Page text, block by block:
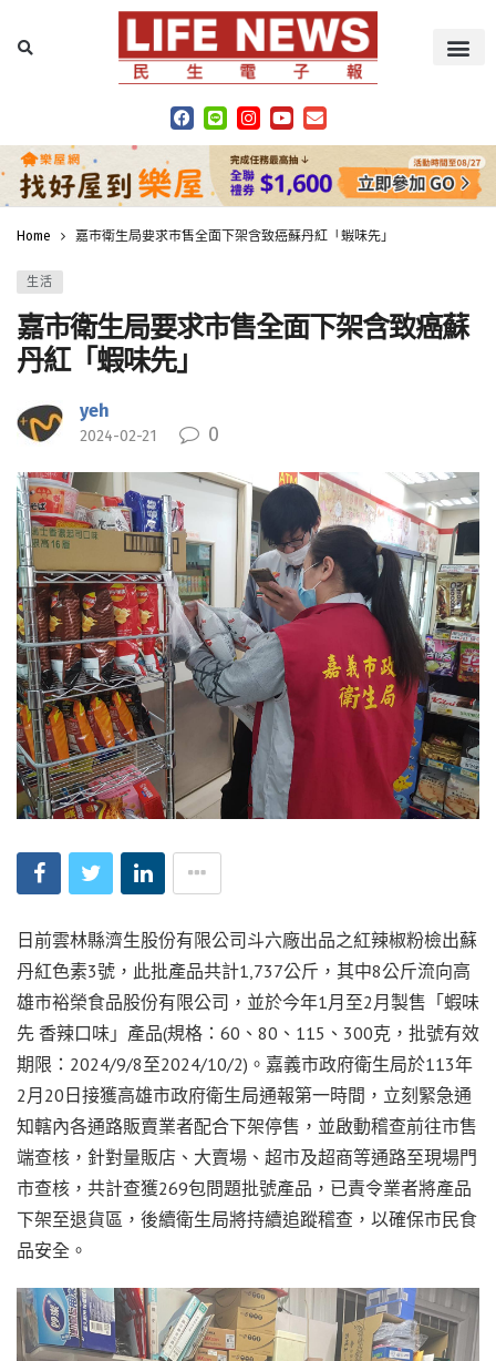
Home 嘉市衛生局要求市售全面下架含致癌蘇丹紅「蝦味先」
生活
嘉市衛生局要求市售全面下架含致癌蘇
丹紅「蝦味先」
yeh
2024-02-21 0
日前雲林縣濟生股份有限公司斗六廠出品之紅辣椒粉檢出蘇
丹紅色素3號，此批產品共計1,737公斤，其中8公斤流向高
雄市裕榮食品股份有限公司，並於今年1月至2月製售「蝦味
先 香辣口味」產品(規格：60、80、115、300克，批號有效
期限：2024/9/8至2024/10/2)。嘉義市政府衛生局於113年
2月20日接獲高雄市政府衛生局通報第一時間，立刻緊急通
知轄內各通路販賣業者配合下架停售，並啟動稽查前往市售
端查核，針對量販店、大賣場、超市及超商等通路至現場門
市查核，共計查獲269包問題批號產品，已責令業者將產品
下架至退貨區，後續衛生局將持續追蹤稽查，以確保市民食
品安全。